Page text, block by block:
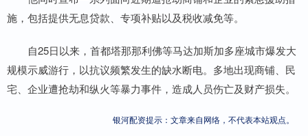
施，包括提供无息贷款、专项补贴以及税收减免等。
自25日以来，首都塔那那利佛等马达加斯加多座城市爆发大
规模示威游行，以抗议频繁发生的缺水断电。多地出现商铺、民
宅、企业遭抢劫和纵火等暴力事件，造成人员伤亡及财产损失。
银河配资提示：文章来自网络，不代表本站观点。